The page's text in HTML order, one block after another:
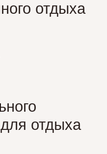
отдыха
отдыха